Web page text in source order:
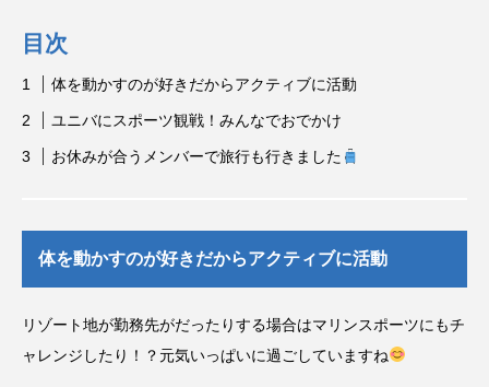
タグリスト
CAL CALからMEG MEG
インタビュー おもてなし プライベート
福利厚生 給料
目次
体を動かすのが好きだからアクティブに活動
ユニバにスポーツ観戦！みんなでおでかけ
お休みが合うメンバーで旅行も行きました
体を動かすのが好きだからアクティブに活動
リゾート地が勤務先がだったりする場合はマリンスポーツにもチ
ャレンジしたり！？元気いっぱいに過ごしていますね